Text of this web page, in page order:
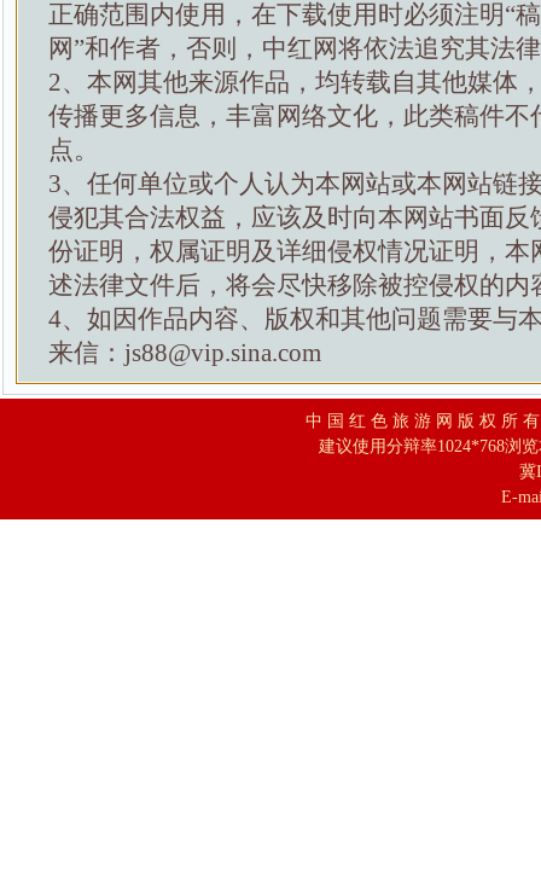
正确范围内使用，在下载使用时必须注明“
网”和作者，否则，中红网将依法追究其法
2、本网其他来源作品，均转载自其他媒体
传播更多信息，丰富网络文化，此类稿件不
点。
3、任何单位或个人认为本网站或本网站链
侵犯其合法权益，应该及时向本网站书面反
份证明，权属证明及详细侵权情况证明，本
述法律文件后，将会尽快移除被控侵权的内
4、如因作品内容、版权和其他问题需要与
来信：js88@vip.sina.com
中 国 红 色 旅 游 网 版 权 所
建议使用分辩率1024*768浏
冀
E-